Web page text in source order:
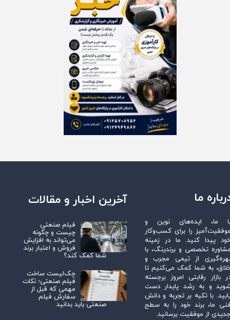
ما
ما، ایده‌های نوین و
را برای کسب‌وکار
پیدا کنید. ما در زمینه
تخصصی و برندینگ، با
از تیمی مجرب و
به شما کمک می‌کنیم تا
بازار رقابتی امروز برجسته
و به رشد پایدار دست
با تکیه بر تجربه و دانش
ما، برند خود را به سطح
از موفقیت برسانید.
فیلم صنعتی
چیست و چگونه
می‌تواند به افزایش
فروش و اعتبار برند
شما کمک کند؟
چک‌لیست ساخت
فیلم صنعتی؛ نکات
مهمی که قبل از
سفارش فیلم
صنعتی باید بدانید
آخرین اخبار و مقالات